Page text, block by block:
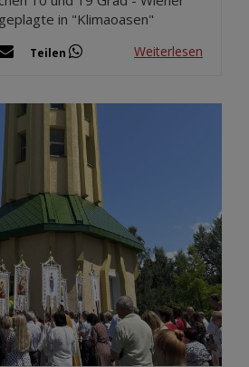
in "Klimaoasen"
Teilen Weiterlesen